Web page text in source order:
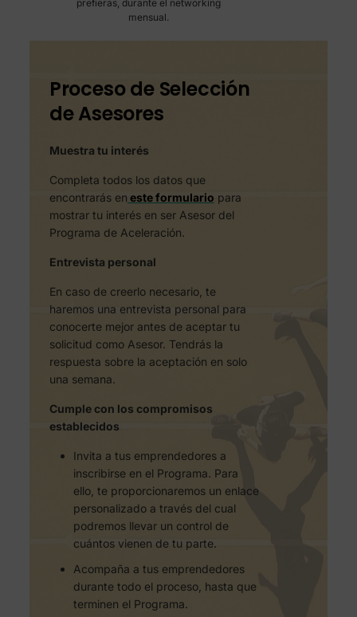
prefieras, durante el networking
mensual.
Proceso de Selección
de Asesores
Muestra tu interés
Completa todos los datos que
encontrarás en este formulario para
mostrar tu interés en ser Asesor del
Programa de Aceleración.
Entrevista personal
En caso de creerlo necesario, te
haremos una entrevista personal para
conocerte mejor antes de aceptar tu
solicitud como Asesor. Tendrás la
respuesta sobre la aceptación en solo
una semana.
Cumple con los compromisos
establecidos
Invita a tus emprendedores a
inscribirse en el Programa. Para
ello, te proporcionaremos un enlace
personalizado a través del cual
podremos llevar un control de
cuántos vienen de tu parte.
Acompaña a tus emprendedores
durante todo el proceso, hasta que
terminen el Programa.